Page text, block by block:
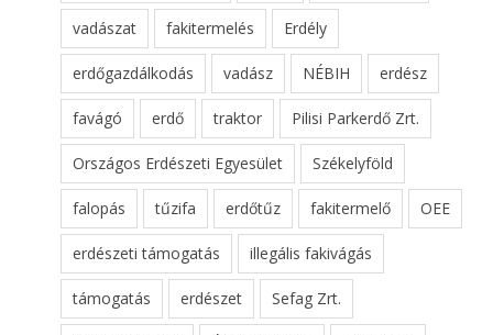
vadászat fakitermelés Erdély
erdőgazdálkodás vadász NÉBIH erdész
favágó erdő traktor Pilisi Parkerdő Zrt.
Országos Erdészeti Egyesület Székelyföld
falopás tűzifa erdőtűz fakitermelő OEE
erdészeti támogatás illegális fakivágás
támogatás erdészet Sefag Zrt.